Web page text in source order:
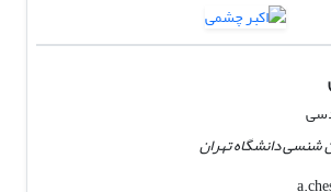
شنسی دانشگاه تهران